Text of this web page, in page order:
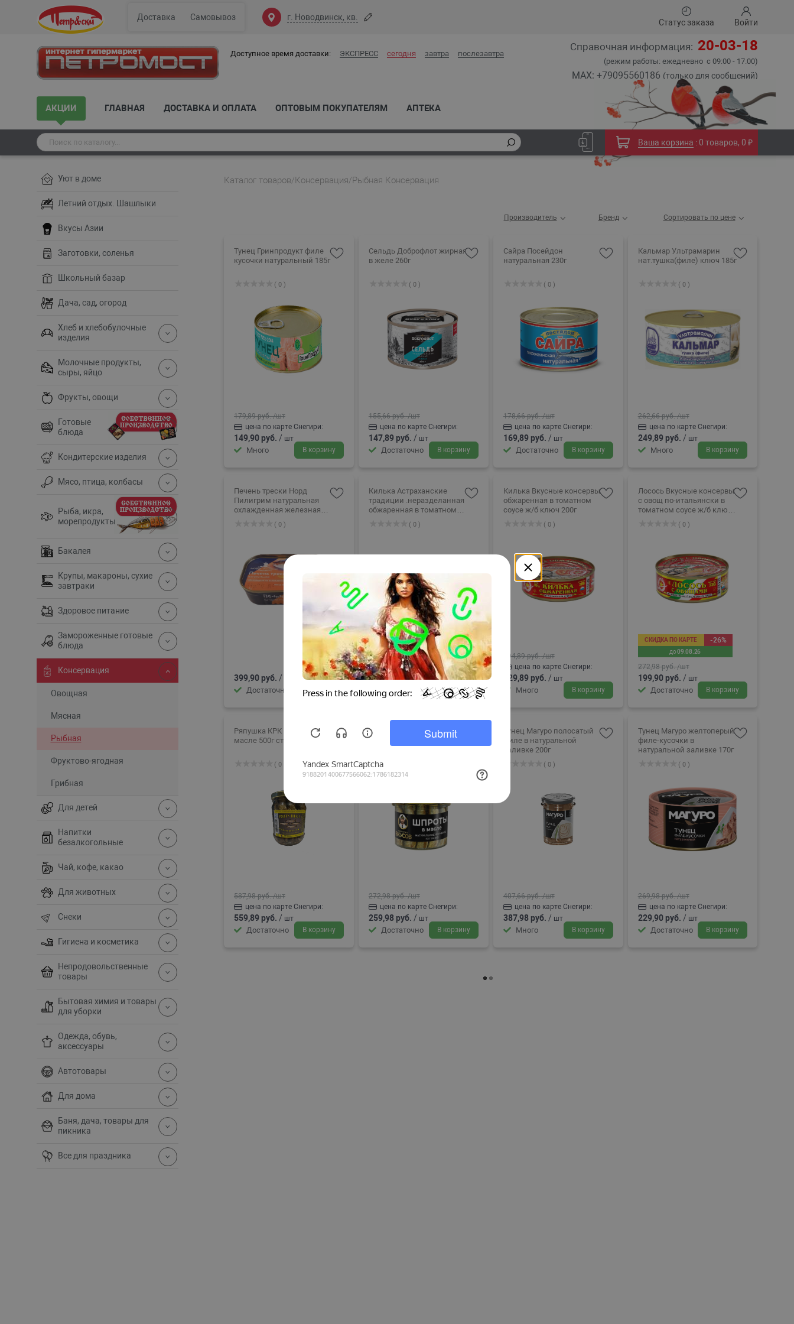
Доставка Самовывоз г. Новодвинск, кв.
Статус заказа Войти
Ваша корзина : 0 товаров, 0 ₽
Доступное время доставки: ЭКСПРЕСС сегодня завтра послезавтра
АКЦИИ ГЛАВНАЯ ДОСТАВКА И ОПЛАТА ОПТОВЫМ ПОКУПАТЕЛЯМ АПТЕКА
Справочная информация: 20-03-18
(режим работы: ежедневно с 09:00 - 17.00)
MAX: +79095560186 (только для сообщений)
Каталог товаров/Консервация/Рыбная Консервация
Производитель Бренд Сортировать по цене
Тунец Гринпродукт филе
кусочки натуральный 185г
( 0 )
179,89 руб. /шт
цена по карте Снегири:
149,90 руб. / шт
Много В корзину
Сельдь Доброфлот жирная
в желе 260г
( 0 )
155,66 руб. /шт
цена по карте Снегири:
147,89 руб. / шт
Достаточно В корзину
Сайра Посейдон
натуральная 230г
( 0 )
178,66 руб. /шт
цена по карте Снегири:
169,89 руб. / шт
Достаточно В корзину
Кальмар Ультрамарин
нат.тушка(филе) ключ 185г
( 0 )
262,66 руб. /шт
цена по карте Снегири:
249,89 руб. / шт
Много В корзину
Печень трески Норд
Пилигрим натуральная
охлажденная железная
( 0 )
399,90 руб. /
Достаточно В корзину
Килька Астраханские
традиции .неразделанная
обжаренная в томатном
( 0 )
73,66 руб. /шт
цена по карте Снегири:
69,89 руб./шт
Достаточно В корзину
Килька Вкусные консервы
обжаренная в томатном
соусе ж/б ключ 200г
( 0 )
194,89 руб. /шт
цена по карте Снегири:
129,89 руб. / шт
Много В корзину
Лосось Вкусные консервы
с овощ по-итальянски в
томатном соусе ж/б ключ
( 0 )
СКИДКА ПО КАРТЕ -26%
до09.08.26
272,98 руб. /шт
199,90 руб. / шт
Достаточно В корзину
Ряпушка КРК копченая в
масле 500г ст/б
( 0 )
587,98 руб. /шт
цена по карте Снегири:
559,89 руб. / шт
Достаточно В корзину
Шпроты Капитан Вкусов
250г
272,98 руб. /шт
цена по карте Снегири:
259,98 руб. / шт
Достаточно В корзину
Тунец Магуро полосатый
филе в натуральной
заливке 200г
( 0 )
407,66 руб. /шт
цена по карте Снегири:
387,98 руб. / шт
Много В корзину
Тунец Магуро желтоперый
филе-кусочки в
натуральной заливке 170г
( 0 )
269,98 руб. /шт
цена по карте Снегири:
229,90 руб. / шт
Достаточно В корзину
Уют в доме
Летний отдых. Шашлыки
Вкусы Азии
Заготовки, соленья
Школьный базар
Дача, сад, огород
Хлеб и хлебобулочные
изделия
Молочные продукты,
сыры, яйцо
Фрукты, овощи
Готовые
блюда
Кондитерские изделия
Мясо, птица, колбасы
Рыба, икра,
морепродукты
Бакалея
Крупы, макароны, сухие
завтраки
Здоровое питание
Замороженные готовые
блюда
Консервация
Овощная
Мясная
Рыбная
Фруктово-ягодная
Грибная
Для детей
Напитки
безалкогольные
Чай, кофе, какао
Для животных
Снеки
Гигиена и косметика
Непродовольственные
товары
Бытовая химия и товары
для уборки
Одежда, обувь,
аксессуары
Автотовары
Для дома
Баня, дача, товары для
пикника
Все для праздника